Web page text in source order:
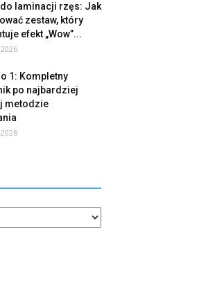
laminacji rzęs: Jak
zestaw, który
efekt „Wow”...
1: Kompletny
po najbardziej
metodzie